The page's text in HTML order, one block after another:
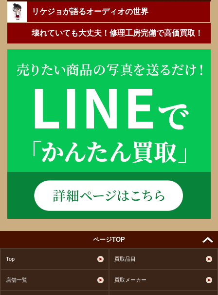
リケジョが語るオーディオの世界
壊れていても大丈夫！修理工房完備で高価買取！
ページTOP
Top 買取品目
店舗一覧 買取メーカー